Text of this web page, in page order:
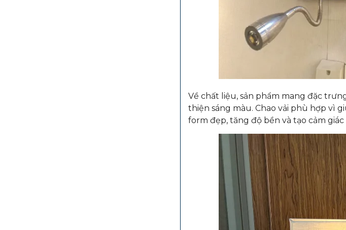
Về chất liệu, sản phẩm mang đặc
thiện sáng màu. Chao vải phù hợp vì
form đẹp, tăng độ bền và tạo cảm